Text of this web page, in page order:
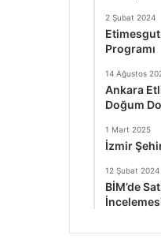
2 Şubat 2024
Programı
14 Ağustos
Ankara
Doğum
1 Mart 2025
İzmir
12 Şubat 2024
BİM’de